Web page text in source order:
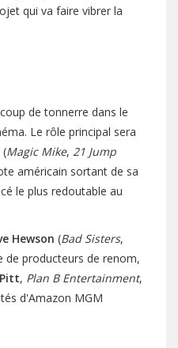
qui va faire vibrer la
de tonnerre dans le
Le rôle principal sera
(Magic Mike, 21 Jump
américain sortant de sa
le plus redoutable au
Hewson (Bad Sisters,
de producteurs de renom,
, Plan B Entertainment,
d'Amazon MGM